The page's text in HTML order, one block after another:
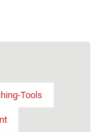
Tools